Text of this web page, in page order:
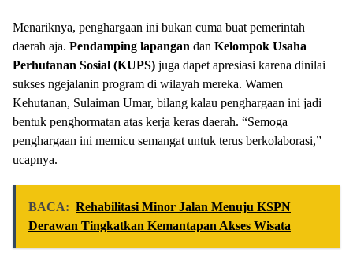
Menariknya, penghargaan ini bukan cuma buat pemerintah
daerah aja. Pendamping lapangan dan Kelompok Usaha
Perhutanan Sosial (KUPS) juga dapet apresiasi karena dinilai
sukses ngejalanin program di wilayah mereka. Wamen
Kehutanan, Sulaiman Umar, bilang kalau penghargaan ini jadi
bentuk penghormatan atas kerja keras daerah. “Semoga
penghargaan ini memicu semangat untuk terus berkolaborasi,”
ucapnya.
BACA: Rehabilitasi Minor Jalan Menuju KSPN
Derawan Tingkatkan Kemantapan Akses Wisata